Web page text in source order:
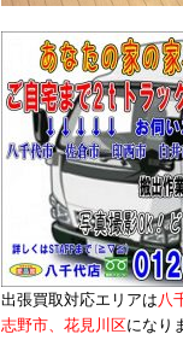
出張買取対応エリアは八
志野市、花見川区になり